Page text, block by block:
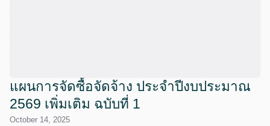
แผนการจัดซื้อจัดจ้าง ประจำปีงบประมาณ
2569 เพิ่มเติม ฉบับที่ 1
October 14, 2025